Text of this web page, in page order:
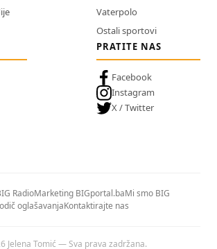
Vaterpolo
Ostali sportovi
PRATITE NAS
Facebook
Instagram
X / Twitter
RadioMarketing BIGportal.baMi smo BIG
oglašavanjaKontaktirajte nas
Jelena Tomić — Sva prava zadržana.